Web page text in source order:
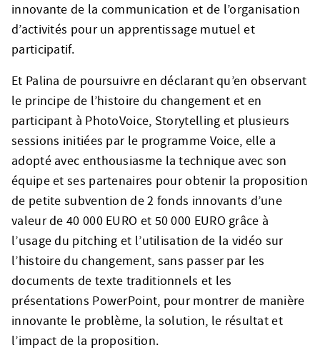
innovante de la communication et de l’organisation
d’activités pour un apprentissage mutuel et
participatif.
Et Palina de poursuivre en déclarant qu’en observant
le principe de l’histoire du changement et en
participant à PhotoVoice, Storytelling et plusieurs
sessions initiées par le programme Voice, elle a
adopté avec enthousiasme la technique avec son
équipe et ses partenaires pour obtenir la proposition
de petite subvention de 2 fonds innovants d’une
valeur de 40 000 EURO et 50 000 EURO grâce à
l’usage du pitching et l’utilisation de la vidéo sur
l’histoire du changement, sans passer par les
documents de texte traditionnels et les
présentations PowerPoint, pour montrer de manière
innovante le problème, la solution, le résultat et
l’impact de la proposition.